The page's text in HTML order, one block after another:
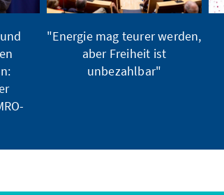
"Energie mag teurer werden,
aber Freiheit ist
unbezahlbar"